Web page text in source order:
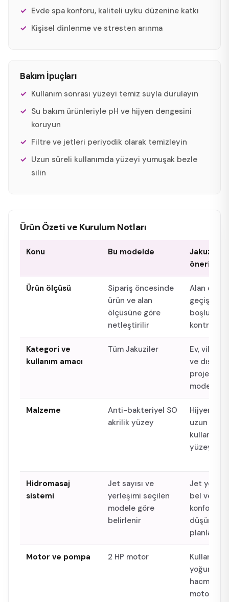
Evde spa konforu, kaliteli uyku düzenine katkı
Kişisel dinlenme ve stresten arınma
Bakım İpuçları
Kullanım sonrası yüzeyi temiz suyla durulayın
Su bakım ürünleriyle pH ve hijyen dengesini
koruyun
Filtre ve jetleri periyodik olarak temizleyin
Uzun süreli kullanımda yüzeyi yumuşak bezle
silin
Ürün Özeti ve Kurulum Notları
Konu Bu modelde
Jakuzi
önerisi
Ürün ölçüsü
Sipariş öncesinde
ürün ve alan
ölçüsüne göre
netleştirilir
Alan
geçişi ve
boşluğu
kontrol
Kategori ve
kullanım amacı
Tüm Jakuziler
Ev, villa,
ve dış
model
Malzeme
Anti-bakteriyel SO
akrilik yüzey
Hijyen,
uzun
kullanım
yüzey
Hidromasaj
sistemi
Jet sayısı ve
yerleşimi seçilen
modele göre
belirlenir
Jet
bel ve
konforu
planlanır
Motor ve pompa 2 HP motor
Kullanım
hacmine
motor